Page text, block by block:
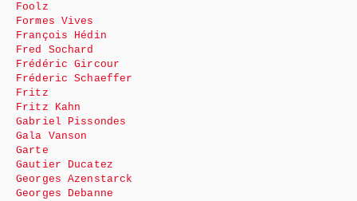
Foolz
Formes Vives
François Hédin
Fred Sochard
Frédéric Gircour
Fréderic Schaeffer
Fritz
Fritz Kahn
Gabriel Pissondes
Gala Vanson
Garte
Gautier Ducatez
Georges Azenstarck
Georges Debanne